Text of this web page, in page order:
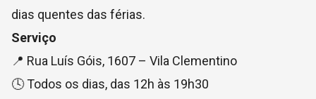
dias quentes das férias.
Serviço
📍 Rua Luís Góis, 1607 – Vila Clementino
🕓 Todos os dias, das 12h às 19h30